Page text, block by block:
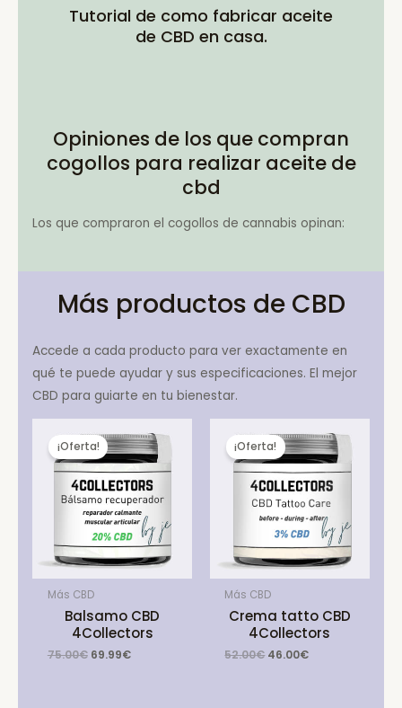
Tutorial de como fabricar aceite
de CBD en casa.
Opiniones de los que compran
cogollos para realizar aceite de
cbd
Los que compraron el cogollos de cannabis opinan:
Más productos de CBD
Accede a cada producto para ver exactamente en
qué te puede ayudar y sus especificaciones. El mejor
CBD para guiarte en tu bienestar.
¡Oferta!
Más CBD
Balsamo CBD
4Collectors
75.00€ Original
69.99€Current
¡Oferta!
Más CBD
Crema tatto CBD
4Collectors
52.00€ Original
46.00€Current